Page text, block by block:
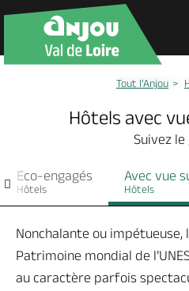
Dormir, manger
Tout l’Anjou
Hôtels avec
Suivez le
Eco-engagés
Hôtels
Avec vue
Hôtels
Nonchalante ou impétueuse,
Patrimoine mondial de
au caractère parfois